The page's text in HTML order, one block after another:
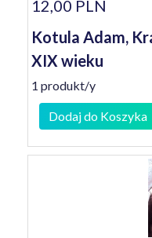
12,00 PLN
Kotula Adam,
XIX wieku
1 produkt/y
Dodaj do Koszyka